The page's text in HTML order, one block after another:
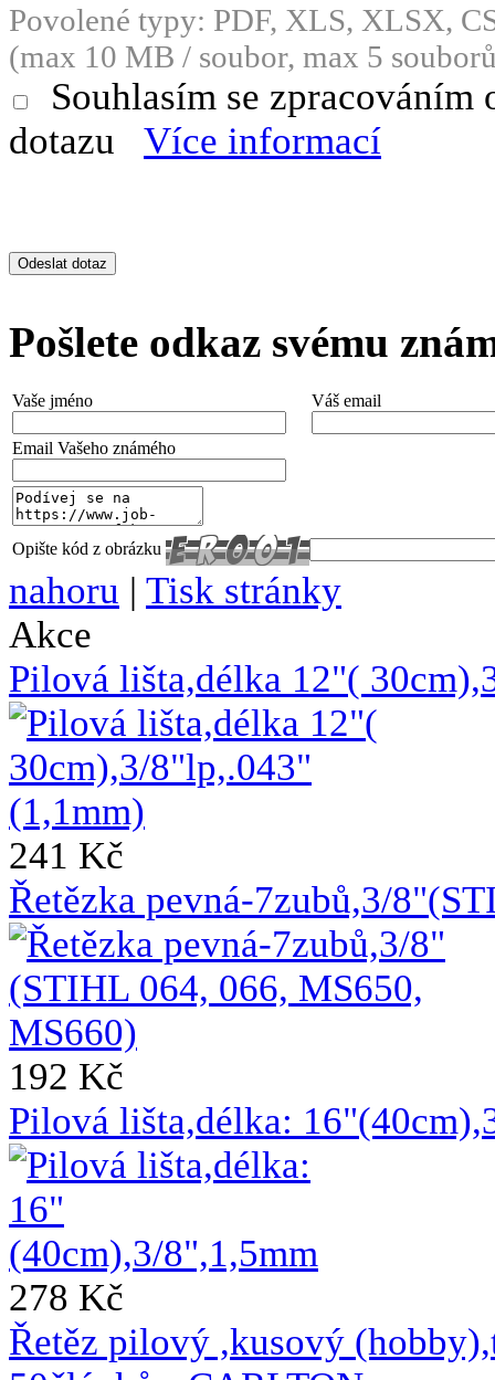
Povolené typy: PDF, XLS, XLSX,
(max 10 MB / soubor, max 5
Souhlasím se
dotazu
Více informací
Pošlete odkaz svému
Vaše jméno Váš email
Email Vašeho známého
Opište kód z obrázku
nahoru | Tisk stránky
Akce
Pilová lišta,délka 12"(
241 Kč
Řetězka pevná-7zubů,3/
192 Kč
Pilová lišta,délka:
278 Kč
Řetěz pilový ,kusový